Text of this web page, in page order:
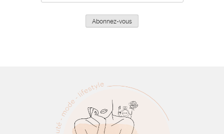
e-
Abonnez-vous